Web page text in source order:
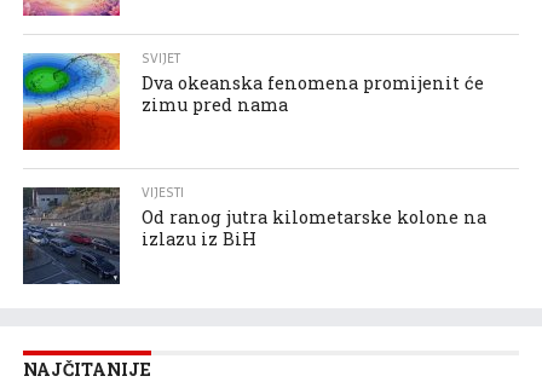
SVIJET
Dva okeanska fenomena promijenit će
zimu pred nama
VIJESTI
Od ranog jutra kilometarske kolone na
izlazu iz BiH
NAJČITANIJE